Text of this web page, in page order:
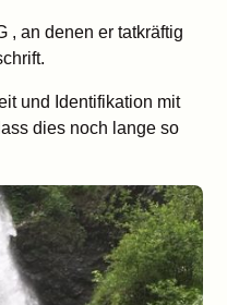
, an denen er tatkräftig
und Identifikation mit
dies noch lange so